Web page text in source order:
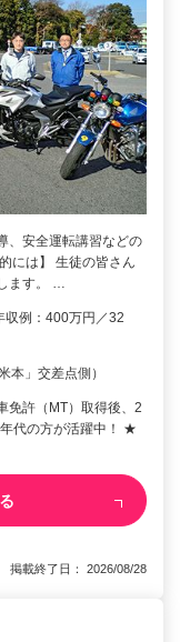
、安全運転講習などの
には】 生徒の皆さん
ます。 …
例：400万円／32
本」交差点側）
免許（MT）取得後、2
代の方が活躍中！ ★
載終了日： 2026/08/28